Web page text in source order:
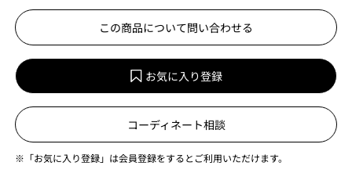
この商品について問い合わせる
お気に入り登録
コーディネート相談
※「お気に入り登録」は会員登録をするとご利用いただけます。